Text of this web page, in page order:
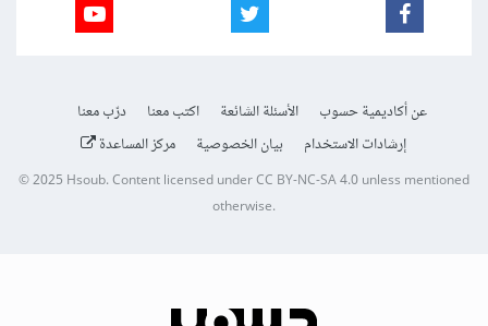
عن أكاديمية حسوب الأسئلة الشائعة اكتب معنا
درّب معنا
إرشادات الاستخدام
بيان الخصوصية مركز المساعدة
© 2025Hsoub.Content licensed underCC BY-NC-SA 4.0unless mentioned
otherwise.